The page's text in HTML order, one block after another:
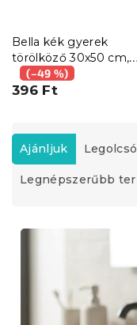
Bella kék gyerek
törölköző 30x50 cm,
100% pamut
(–49 %)
396 Ft
T
e
r
m
e
Ajánljuk
Legnépszerűbb
T